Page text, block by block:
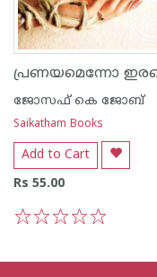
ജോസഫ് കെ ജോബ്
Saikatham Books
Add to Cart
Rs 55.00